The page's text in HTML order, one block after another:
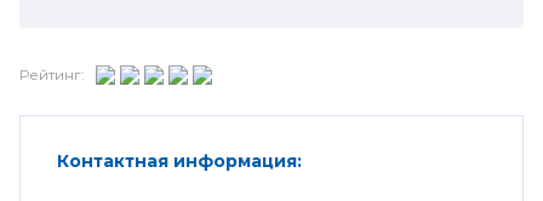
Рейтинг:
Контактная информация: